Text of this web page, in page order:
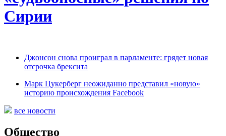
Сирии
Джонсон снова проиграл в парламенте: грядет новая
отсрочка брексита
Марк Цукерберг неожиданно представил «новую»
историю происхождения Facebook
все новости
Общество